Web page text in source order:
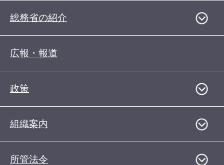
総務省の紹介
広報・報道
政策
組織案内
所管法令